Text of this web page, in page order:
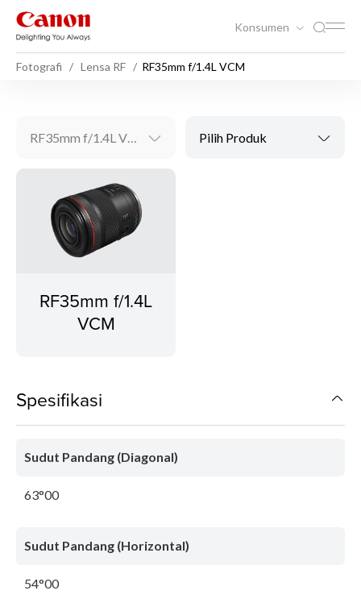
Konsumen
Fotografi Lensa RF RF35mm f/1.4L VCM
RF35mm f/1.4L VCM Pilih Produk
RF35mm f/1.4L
VCM
Spesifikasi
Sudut Pandang (Diagonal)
63°00
Sudut Pandang (Horizontal)
54°00